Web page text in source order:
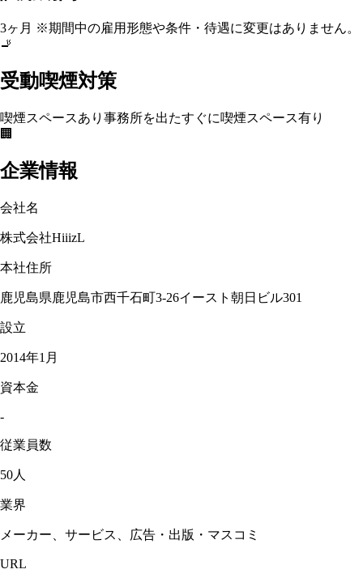
3ヶ月 ※期間中の雇用形態や条件・待遇に変更はありません。
🚬
受動喫煙対策
喫煙スペースあり 事務所を出たすぐに喫煙スペース有り
🏢
企業情報
会社名
株式会社HiiizL
本社住所
鹿児島県鹿児島市西千石町3-26イースト朝日ビル301
設立
2014年1月
資本金
-
従業員数
50人
業界
メーカー、サービス、広告・出版・マスコミ
URL